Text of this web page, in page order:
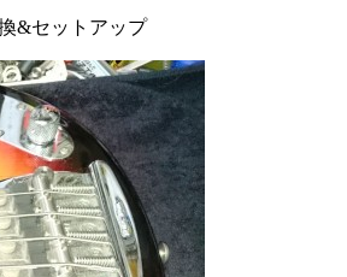
&セットアップ